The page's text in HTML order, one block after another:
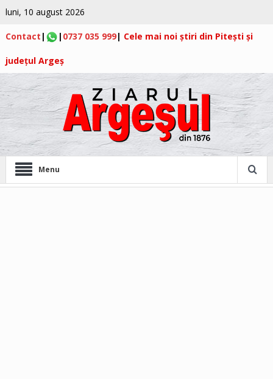
luni, 10 august 2026
Contact | | 0737 035 999| Cele mai noi știri din Pitești și
județul Argeș
Menu